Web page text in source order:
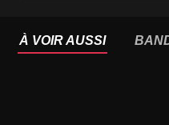
À VOIR AUSSI